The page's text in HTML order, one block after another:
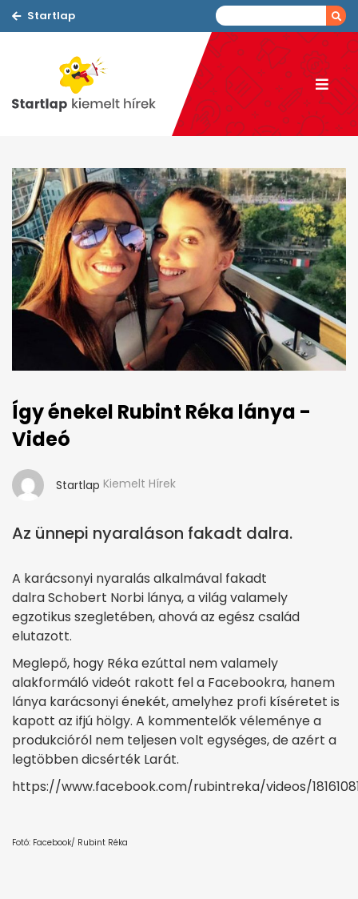
Startlap
Így énekel Rubint Réka lánya -
Videó
Startlap Kiemelt Hírek
Az ünnepi nyaraláson fakadt dalra.
A karácsonyi nyaralás alkalmával fakadt
dalra Schobert Norbi lánya, a világ valamely
egzotikus szegletében, ahová az egész család
elutazott.
Meglepő, hogy Réka ezúttal nem valamely
alakformáló videót rakott fel a Facebookra, hanem
lánya karácsonyi énekét, amelyhez profi kíséretet is
kapott az ifjú hölgy. A kommentelők véleménye a
produkcióról nem teljesen volt egységes, de azért a
legtöbben dicsérték Larát.
https://www.facebook.com/rubintreka/videos/
Fotó: Facebook/ Rubint Réka